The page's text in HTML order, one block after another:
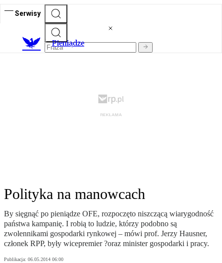
Serwisy
Pieniądze
Polityka na manowcach
By sięgnąć po pieniądze OFE, rozpoczęto niszczącą wiarygodność
państwa kampanię. I robią to ludzie, którzy podobno są
zwolennikami gospodarki rynkowej – mówi prof. Jerzy Hausner,
członek RPP, były wicepremier ?oraz minister gospodarki i pracy.
Publikacja: 06.05.2014 06:00